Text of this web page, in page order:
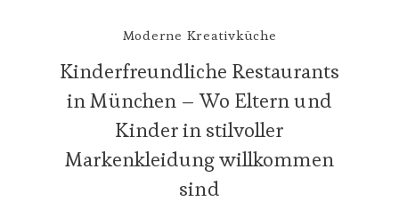
Moderne Kreativküche
Kinderfreundliche Restaurants
in München – Wo Eltern und
Kinder in stilvoller
Markenkleidung willkommen
sind